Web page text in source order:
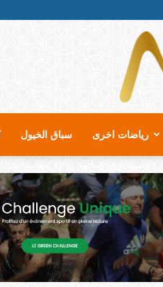
سباق الخيول رياضات اخرى